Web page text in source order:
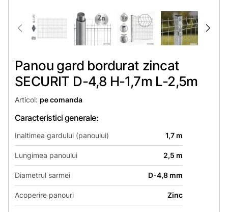
Panou gard bordurat zincat
SECURIT D-4,8 H-1,7m L-2,5m
Articol: pe comanda
Caracteristici generale:
Inaltimea gardului (panoului) 1,7 m
Lungimea panoului 2,5 m
Diametrul sarmei D-4,8 mm
Acoperire panouri Zinc